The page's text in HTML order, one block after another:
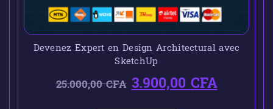
Devenez Expert en Design Architectural avec
SketchUp
25.000,00CFA 3.900,00CFA